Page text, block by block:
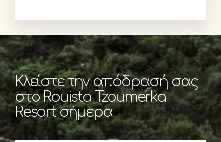
Κλείστε την απόδρασή σας
στο Rouista Tzoumerka
Resort σήμερα